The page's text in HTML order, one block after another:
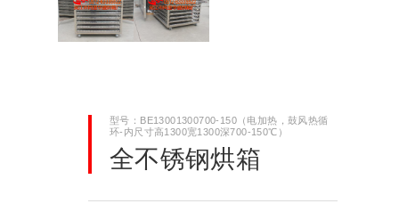
型号：BE13001300700-150（电加热，鼓风热循
环-内尺寸高1300宽1300深700-150℃）
全不锈钢烘箱